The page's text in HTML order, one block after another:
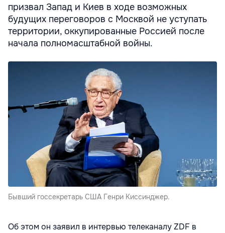
призвал Запад и Киев в ходе возможных
будущих переговоров с Москвой не уступать
территории, оккупированные Россией после
начала полномасштабной войны.
Бывший госсекретарь США Генри Киссинджер.
Об этом он заявил в интервью телеканалу ZDF в